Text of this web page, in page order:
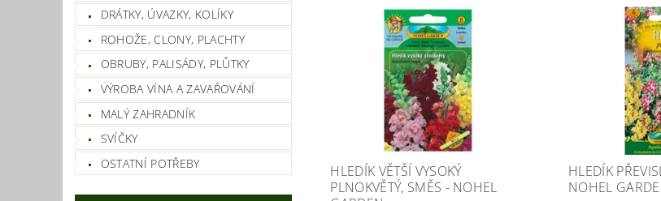
DRÁTKY, ÚVAZKY, KOLÍKY
ROHOŽE, CLONY, PLACHTY
OBRUBY, PALISÁDY, PLŮTKY
VÝROBA VÍNA A ZAVAŘOVÁNÍ
MALÝ ZAHRADNÍK
SVÍČKY
OSTATNÍ POTŘEBY
HLEDÍK VĚTŠÍ VYSOKÝ
PLNOKVĚTÝ, SMĚS - NOHEL
HLEDÍK
NOHEL